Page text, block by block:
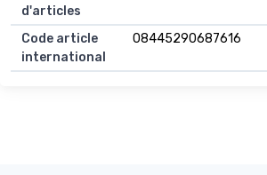
d'articles
Code article
international
08445290687616